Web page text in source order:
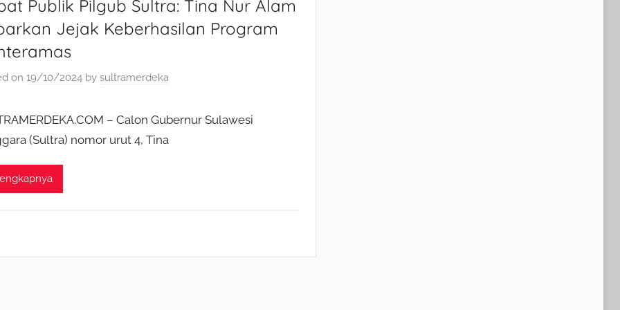
Publik Pilgub Sultra: Tina Nur Alam
Jejak Keberhasilan Program
on 19/10/2024by sultramerdeka
– Calon Gubernur Sulawesi
(Sultra) nomor urut 4, Tina